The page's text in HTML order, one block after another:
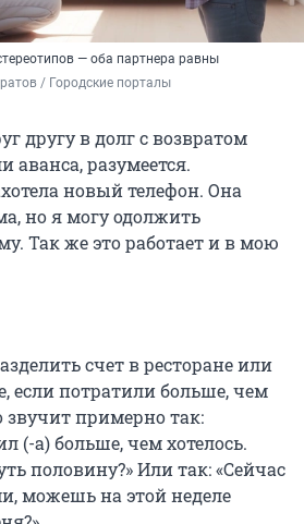
— оба партнера равны
/ Городские порталы
другу в долг с возвратом
аванса, разумеется.
новый телефон. Она
но я могу одолжить
Так же это работает и в мою
счет в ресторане или
если потратили больше, чем
звучит примерно так:
(-а) больше, чем хотелось.
половину?» Или так: «Сейчас
можешь на этой неделе